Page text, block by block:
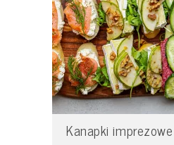
Kanapki imprezowe